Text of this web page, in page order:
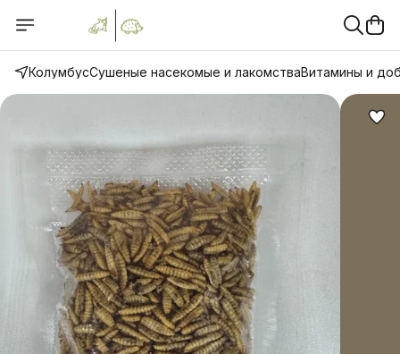
КолумбусСушеные насекомые и лакомстваВитамины и